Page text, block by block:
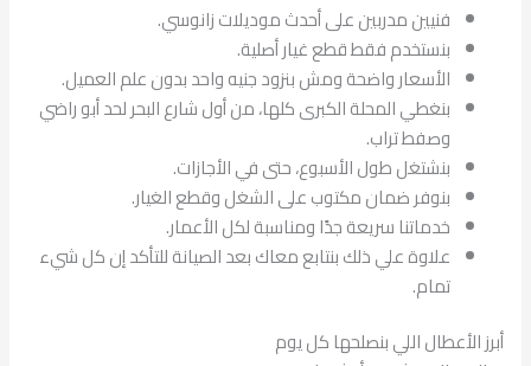
فنيين مدربين على أحدث موديلات زانوسي.
بنستخدم فقط قطع غيار أصلية.
الأسعار واضحة ومش بنزود جنيه واحد بدون علم العميل.
بنغطي المحلة الكبرى كلها، من أول شارع البحر لحد أبو راضي
وصفط تراب.
بنشتغل طول الأسبوع، حتى في الأجازات.
بنوفر ضمان مكتوب على الشغل وقطع الغيار.
خدماتنا سريعة جدًا ومناسبة لكل الأعمار.
علاوة علي ذلك بنتابع معاك بعد الصيانة للتأكد إن كل شيء
تمام.
أبرز الأعطال اللي بنصلحها كل يوم